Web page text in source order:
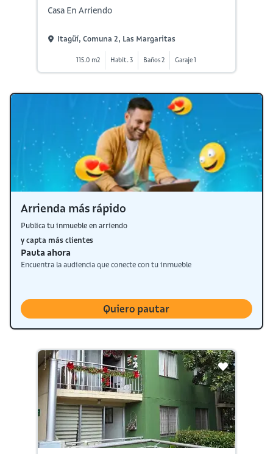
Casa En Arriendo
Itagüí, Comuna 2, Las Margaritas
115.0 m2 Habit. 3 Baños 2 Garaje 1
Arrienda más rápido
Publica tu inmueble en arriendo
y capta más clientes
Pauta ahora
Encuentra la audiencia que conecte con tu inmueble
Quiero pautar